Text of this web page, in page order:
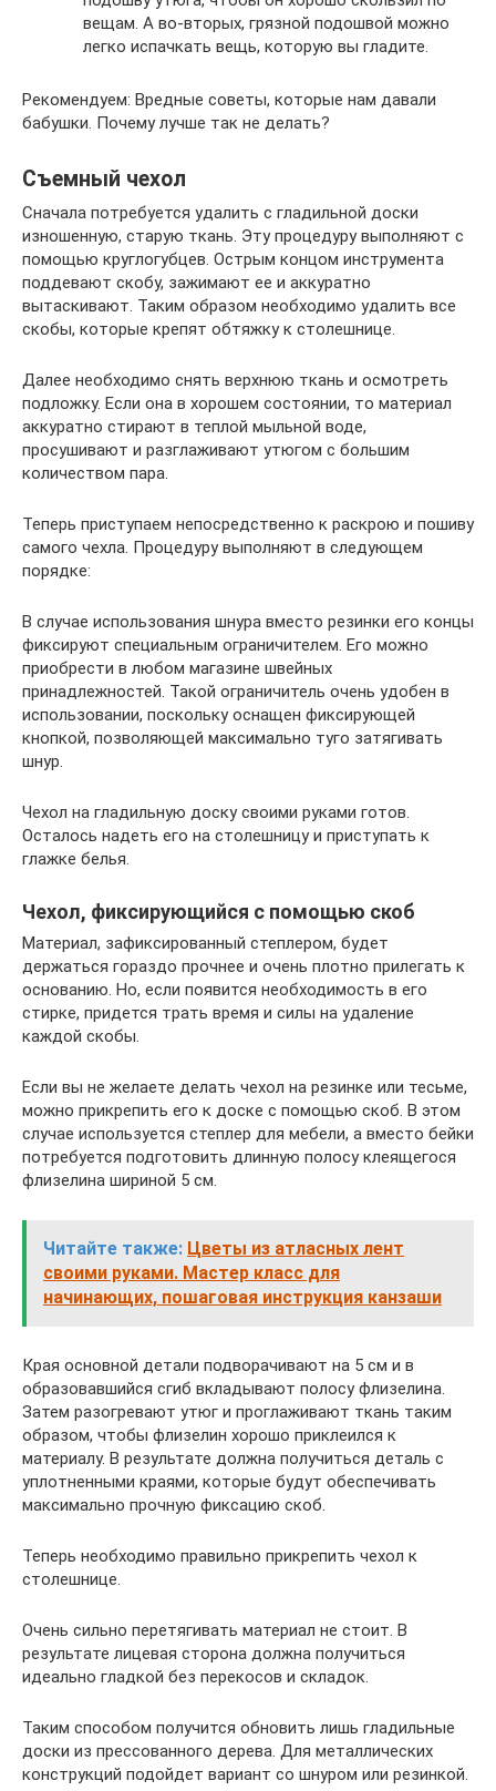
вещам. А во-вторых, грязной подошвой можно
легко испачкать вещь, которую вы гладите.
Рекомендуем: Вредные советы, которые нам давали
бабушки. Почему лучше так не делать?
Съемный чехол
Сначала потребуется удалить с гладильной доски
изношенную, старую ткань. Эту процедуру выполняют с
помощью круглогубцев. Острым концом инструмента
поддевают скобу, зажимают ее и аккуратно
вытаскивают. Таким образом необходимо удалить все
скобы, которые крепят обтяжку к столешнице.
Далее необходимо снять верхнюю ткань и осмотреть
подложку. Если она в хорошем состоянии, то материал
аккуратно стирают в теплой мыльной воде,
просушивают и разглаживают утюгом с большим
количеством пара.
Теперь приступаем непосредственно к раскрою и пошиву
самого чехла. Процедуру выполняют в следующем
порядке:
В случае использования шнура вместо резинки его концы
фиксируют специальным ограничителем. Его можно
приобрести в любом магазине швейных
принадлежностей. Такой ограничитель очень удобен в
использовании, поскольку оснащен фиксирующей
кнопкой, позволяющей максимально туго затягивать
шнур.
Чехол на гладильную доску своими руками готов.
Осталось надеть его на столешницу и приступать к
глажке белья.
Чехол, фиксирующийся с помощью скоб
Материал, зафиксированный степлером, будет
держаться гораздо прочнее и очень плотно прилегать к
основанию. Но, если появится необходимость в его
стирке, придется трать время и силы на удаление
каждой скобы.
Если вы не желаете делать чехол на резинке или тесьме,
можно прикрепить его к доске с помощью скоб. В этом
случае используется степлер для мебели, а вместо бейки
потребуется подготовить длинную полосу клеящегося
флизелина шириной 5 см.
Читайте также: Цветы из атласных лент
своими руками. Мастер класс для
начинающих, пошаговая инструкция канзаши
Края основной детали подворачивают на 5 см и в
образовавшийся сгиб вкладывают полосу флизелина.
Затем разогревают утюг и проглаживают ткань таким
образом, чтобы флизелин хорошо приклеился к
материалу. В результате должна получиться деталь с
уплотненными краями, которые будут обеспечивать
максимально прочную фиксацию скоб.
Теперь необходимо правильно прикрепить чехол к
столешнице.
Очень сильно перетягивать материал не стоит. В
результате лицевая сторона должна получиться
идеально гладкой без перекосов и складок.
Таким способом получится обновить лишь гладильные
доски из прессованного дерева. Для металлических
конструкций подойдет вариант со шнуром или резинкой.